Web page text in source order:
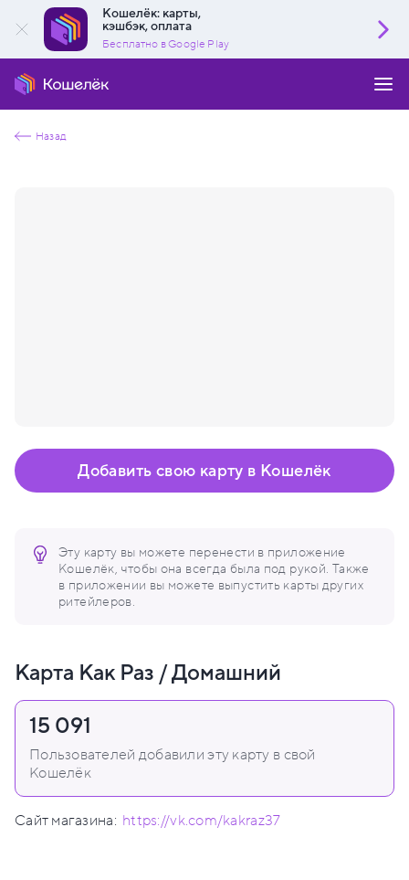
Кошелёк: карты,
кэшбэк, оплата
Бесплатно в Google Play
Назад
Эту карту вы можете перенести в приложение
Кошелёк, чтобы она всегда была под рукой. Также
в приложении вы можете выпустить карты других
ритейлеров.
Добавить свою карту в Кошелёк
Карта Как Раз / Домашний
15 091
Пользователей добавили эту карту в свой
Кошелёк
Сайт магазина: https://vk.com/kakraz37